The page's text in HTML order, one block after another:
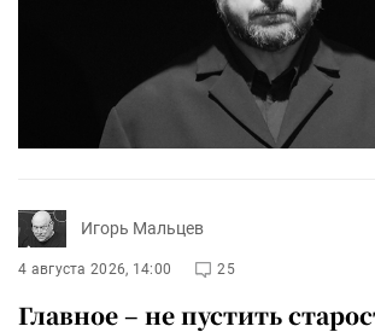
Игорь Мальцев
4 августа 2026, 14:00 25
Главное – не пустить